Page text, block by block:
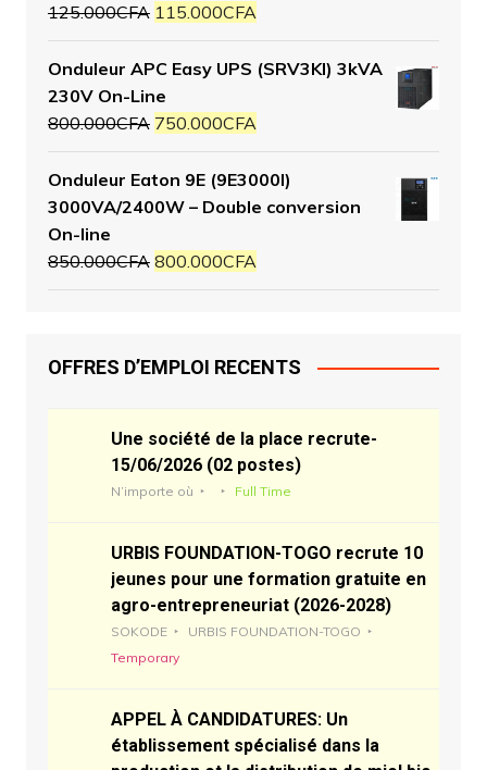
125.000CFA 115.000CFA
Onduleur APC Easy UPS (SRV3KI) 3kVA
230V On-Line
800.000CFA 750.000CFA
Onduleur Eaton 9E (9E3000I)
3000VA/2400W – Double conversion
On-line
850.000CFA 800.000CFA
OFFRES D’EMPLOI RECENTS
Une société de la place recrute-
15/06/2026 (02 postes)
N’importe où Full Time
URBIS FOUNDATION-TOGO recrute 10
jeunes pour une formation gratuite en
agro-entrepreneuriat (2026-2028)
SOKODE
URBIS FOUNDATION-TOGO
Temporary
APPEL À CANDIDATURES: Un
établissement spécialisé dans la